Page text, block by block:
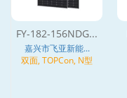
FY-182-156NDG...
嘉兴市飞亚新能...
双面, TOPCon, N型